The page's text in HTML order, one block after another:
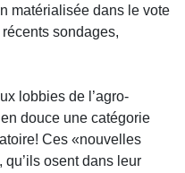
matérialisée dans le vote
récents sondages,
lobbies de l’agro-
douce une catégorie
Ces «nouvelles
osent dans leur